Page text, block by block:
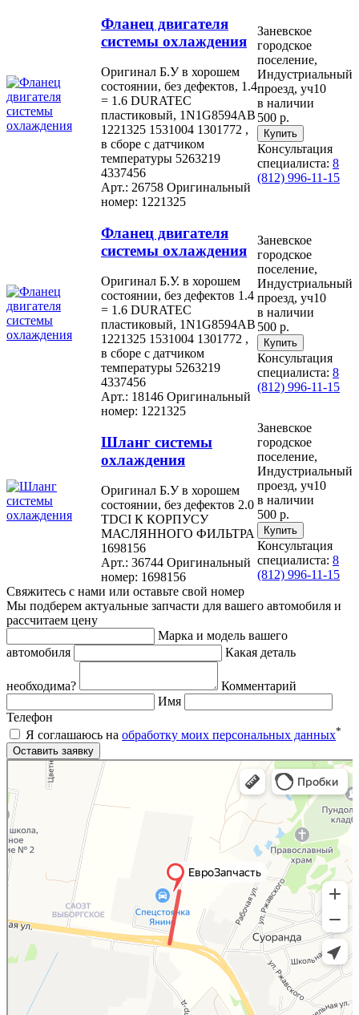
Фланец двигателя
системы охлаждения
Оригинал Б.У в хорошем
состоянии, без дефектов, 1.4
= 1.6 DURATEC
пластиковый, 1N1G8594AB
1221325 1531004 1301772 ,
в сборе с датчиком
температуры 5263219
4337456
Арт.: 26758 Оригинальный
номер: 1221325
Заневское
городское
поселение,
Индустриальный
проезд, уч10
в наличии
500 р.
Консультация
специалиста: 8
(812) 996-11-15
Фланец двигателя
системы охлаждения
Оригинал Б.У. в хорошем
состоянии, без дефектов 1.4
= 1.6 DURATEC
пластиковый, 1N1G8594AB
1221325 1531004 1301772 ,
в сборе с датчиком
температуры 5263219
4337456
Арт.: 18146 Оригинальный
номер: 1221325
Заневское
городское
поселение,
Индустриальный
проезд, уч10
в наличии
500 р.
Консультация
специалиста: 8
(812) 996-11-15
Шланг системы
охлаждения
Оригинал Б.У в хорошем
состоянии, без дефектов 2.0
TDCI К КОРПУСУ
МАСЛЯННОГО ФИЛЬТРА
1698156
Арт.: 36744 Оригинальный
номер: 1698156
Заневское
городское
поселение,
Индустриальный
проезд, уч10
в наличии
500 р.
Консультация
специалиста: 8
(812) 996-11-15
Свяжитесь с нами или оставьте свой номер
Мы подберем актуальные запчасти для вашего автомобиля и
рассчитаем цену
Марка и модель вашего
автомобиля
Какая деталь
необходима?
Комментарий
Имя
Телефон
Я соглашаюсь на обработку моих персональных данных*
Яндекс.Карты
Яндекс.Карты — поиск мест и адресов, городской транспорт